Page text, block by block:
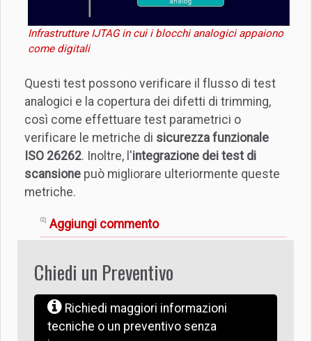
Infrastrutture IJTAG in cui i blocchi analogici appaiono
come digitali
Questi test possono verificare il flusso di test
analogici e la copertura dei difetti di trimming,
così come effettuare test parametrici o
verificare le metriche di sicurezza funzionale
ISO 26262. Inoltre, l'integrazione dei test di
scansione può migliorare ulteriormente queste
metriche.
Aggiungi commento
Chiedi un Preventivo
Richiedi maggiori informazioni
tecniche o un preventivo senza